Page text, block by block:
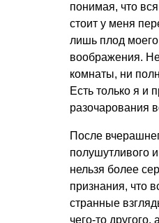
понимая, что
стоит у меня
лишь плод
воображения.
комнаты, ни
Есть только я и
разочарования
После
полушутливого
нельзя более
признания, что
странные
чего-то